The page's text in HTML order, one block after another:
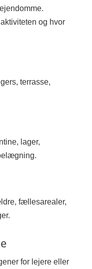
og hvor
terrasse,
lager,
fællesarealer,
for lejere eller